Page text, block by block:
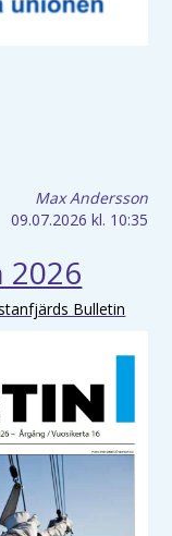
Max Andersson
09.07.2026 kl. 10:35
2026
Bulletin